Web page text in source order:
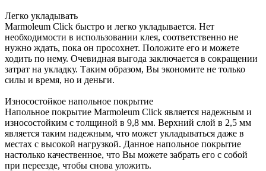
Легко укладывать
Marmoleum Click быстро и легко укладывается. Нет
необходимости в использовании клея, соответственно не
нужно ждать, пока он просохнет. Положите его и можете
ходить по нему. Очевидная выгода заключается в сокращении
затрат на укладку. Таким образом, Вы экономите не только
силы и время, но и деньги.
Износостойкое напольное покрытие
Напольное покрытие Marmoleum Click является надежным и
износостойким с толщиной в 9,8 мм. Верхний слой в 2,5 мм
является таким надежным, что может укладываться даже в
местах с высокой нагрузкой. Данное напольное покрытие
настолько качественное, что Вы можете забрать его с собой
при переезде, чтобы снова уложить.